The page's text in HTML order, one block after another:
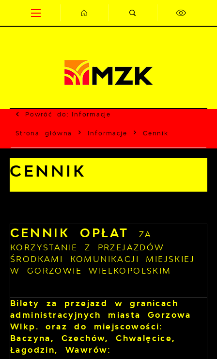
Przejdź do menu.
Przejdź do wyszukiwarki.
Przejdź do treści.
Przejdź do ustawień wielkości czcionki.
Wyłącz wersję kontrastową strony.
Powróć do: Informacje
Strona główna Informacje Cennik
CENNIK
CENNIK OPŁAT
ZA
KORZYSTANIE Z PRZEJAZDÓW
ŚRODKAMI KOMUNIKACJI MIEJSKIEJ
W GORZOWIE WIELKOPOLSKIM
Bilety za przejazd w granicach
administracyjnych miasta Gorzowa
Wlkp. oraz do miejscowości:
Baczyna, Czechów, Chwalęcice,
Łagodzin, Wawrów: